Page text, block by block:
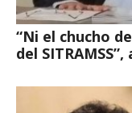
“Ni el chucho
del